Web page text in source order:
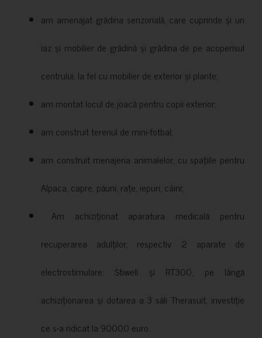
am amenajat grădina senzorială, care cuprinde și un
iaz și mobilier de grădină și grădina de pe acoperisul
centrului, la fel cu mobilier de exterior și plante;
am montat locul de joacă pentru copii exterior;
am construit terenul de mini-fotbal;
am construit menajeria animalelor, cu spațiile pentru
Alpaca, capre, păuni, rațe, iepuri, câini;
Am achiziționat aparatura medicală pentru
recuperarea adulților, respectiv 2 aparate de
electrostimulare: Stiwell și RT300, pe lângă
achiziționarea și dotarea a 3 săli Therasuit, investiție
ce s-a ridicat la 90000 euro.